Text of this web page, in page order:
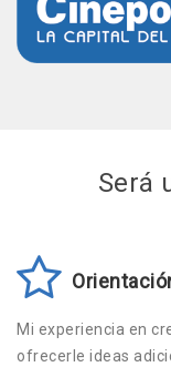
Será
Mi experiencia en
ofrecerle ideas